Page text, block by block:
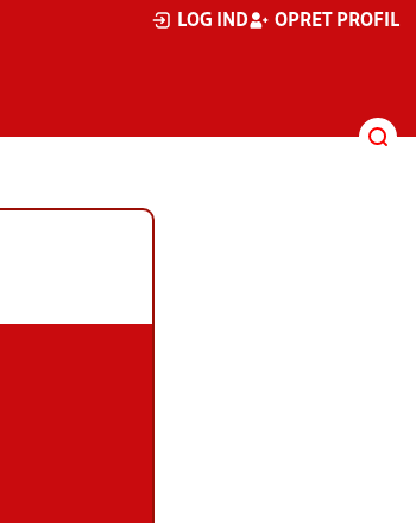
LOG IND OPRET PROFIL